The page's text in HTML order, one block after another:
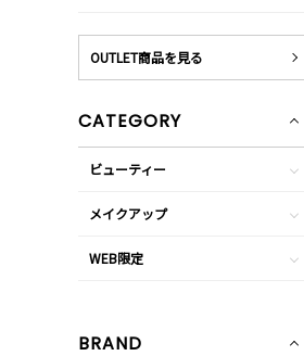
OUTLET商品を見る
CATEGORY
ビューティー
メイクアップ
WEB限定
BRAND